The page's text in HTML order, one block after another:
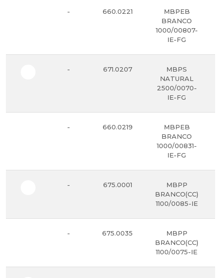
- 660.0221
MBPEB
BRANCO
1000/00807-
IE-FG
- 671.0207
MBPS
NATURAL
2500/0070-
IE-FG
- 660.0219
MBPEB
BRANCO
1000/00831-
IE-FG
- 675.0001
MBPP
BRANCO(CC)
1100/0085-IE
- 675.0035
MBPP
BRANCO(CC)
1100/0075-IE